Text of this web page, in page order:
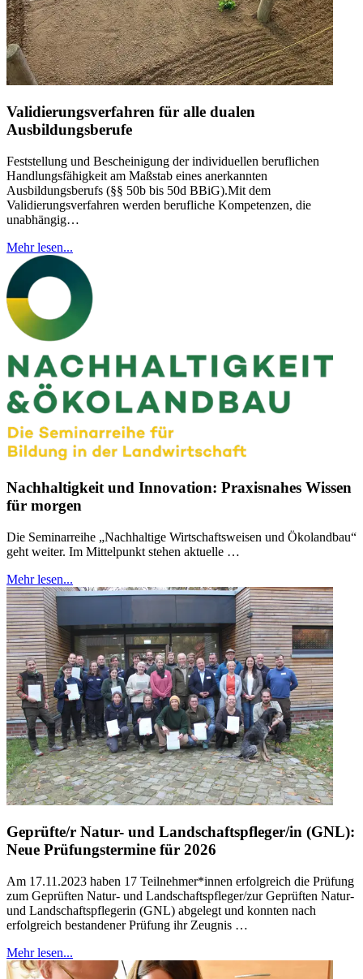
Validierungsverfahren für alle dualen
Ausbildungsberufe
Feststellung und Bescheinigung der individuellen beruflichen
Handlungsfähigkeit am Maßstab eines anerkannten
Ausbildungsberufs (§§ 50b bis 50d BBiG).Mit dem
Validierungsverfahren werden berufliche Kompetenzen, die
unabhängig…
Mehr lesen...
Nachhaltigkeit und Innovation: Praxisnahes Wissen
für morgen
Die Seminarreihe „Nachhaltige Wirtschaftsweisen und Ökolandbau“
geht weiter. Im Mittelpunkt stehen aktuelle …
Mehr lesen...
Geprüfte/r Natur- und Landschaftspfleger/in (GNL):
Neue Prüfungstermine für 2026
Am 17.11.2023 haben 17 Teilnehmer*innen erfolgreich die Prüfung
zum Geprüften Natur- und Landschaftspfleger/zur Geprüften Natur-
und Landschaftspflegerin (GNL) abgelegt und konnten nach
erfolgreich bestandener Prüfung ihr Zeugnis …
Mehr lesen...